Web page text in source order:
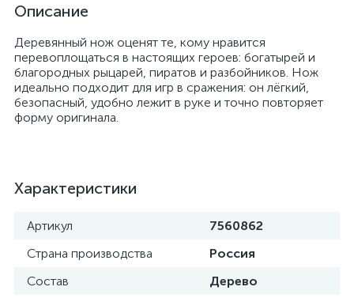
Описание
Деревянный нож оценят те, кому нравится
перевоплощаться в настоящих героев: богатырей и
благородных рыцарей, пиратов и разбойников. Нож
идеально подходит для игр в сражения: он лёгкий,
безопасный, удобно лежит в руке и точно повторяет
форму оригинала.
Характеристики
Артикул
7560862
Страна производства
Россия
Состав
Дерево